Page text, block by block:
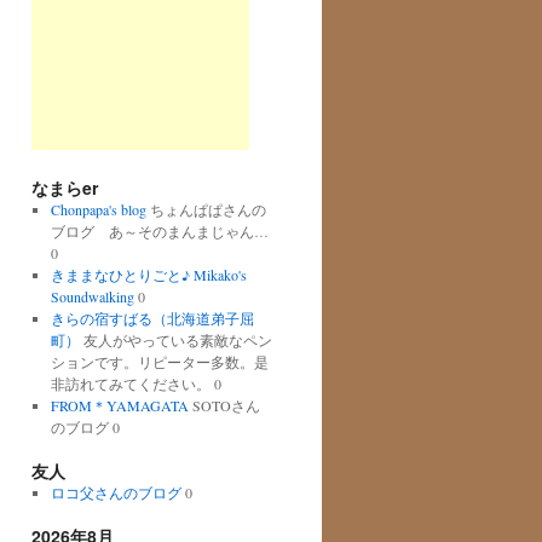
なまらer
Chonpapa's blogちょんぱぱさんの
ブログ あ～そのまんまじゃん…
0
きままなひとりごと♪ Mikako's
Soundwalking0
きらの宿すばる（北海道弟子屈
町）
友人がやっている素敵なペン
ションです。リピーター多数。是
非訪れてみてください。 0
FROM＊YAMAGATA SOTOさん
のブログ 0
友人
ロコ父さんのブログ0
2026年8月